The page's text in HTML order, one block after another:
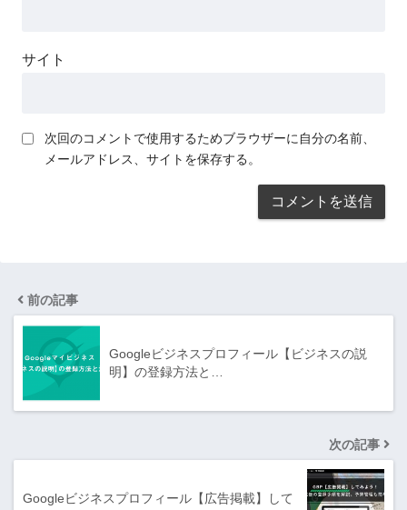
サイト
次回のコメントで使用するためブラウザーに自分の名前、
メールアドレス、サイトを保存する。
前の記事
Googleビジネスプロフィール【ビジネスの説
明】の登録方法と…
次の記事
Googleビジネスプロフィール【広告掲載】して